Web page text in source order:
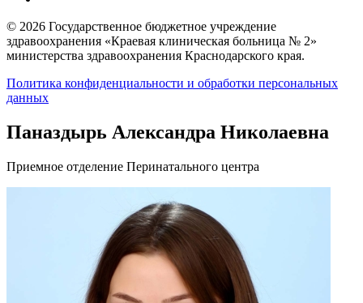
© 2026 Государственное бюджетное учреждение
здравоохранения «Краевая клиническая больница № 2»
министерства здравоохранения Краснодарского края.
Политика конфиденциальности и обработки персональных
данных
Паназдырь Александра Николаевна
Приемное отделение Перинатального центра